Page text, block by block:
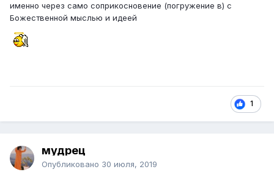
именно через само соприкосновение (погружение в) с
Божественной мыслью и идеей
1
мудрец
Опубликовано 30 июля, 2019